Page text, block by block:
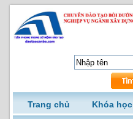
Trang chủ Khóa học